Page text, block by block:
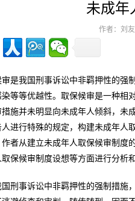
未成年
作者：刘
是我国刑事诉讼中非羁押性的强
等等优越性。取保候审是一种相
施并未明显向未成年人倾斜，未
进行特殊的规定，构建未成年人
者从建立未成年人取保候审制度
保候审制度设想等方面进行分析和
刑事诉讼中非羁押性的强制措施